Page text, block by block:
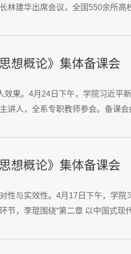
林建华出席会议，全国550余所
想概论》集体备课会
果。4月24日下午，学院习近平
人，全系专职教师参会。备课
想概论》集体备课会
与实效性。4月17日下午，学
，李琨围绕“第二章 以中国式现